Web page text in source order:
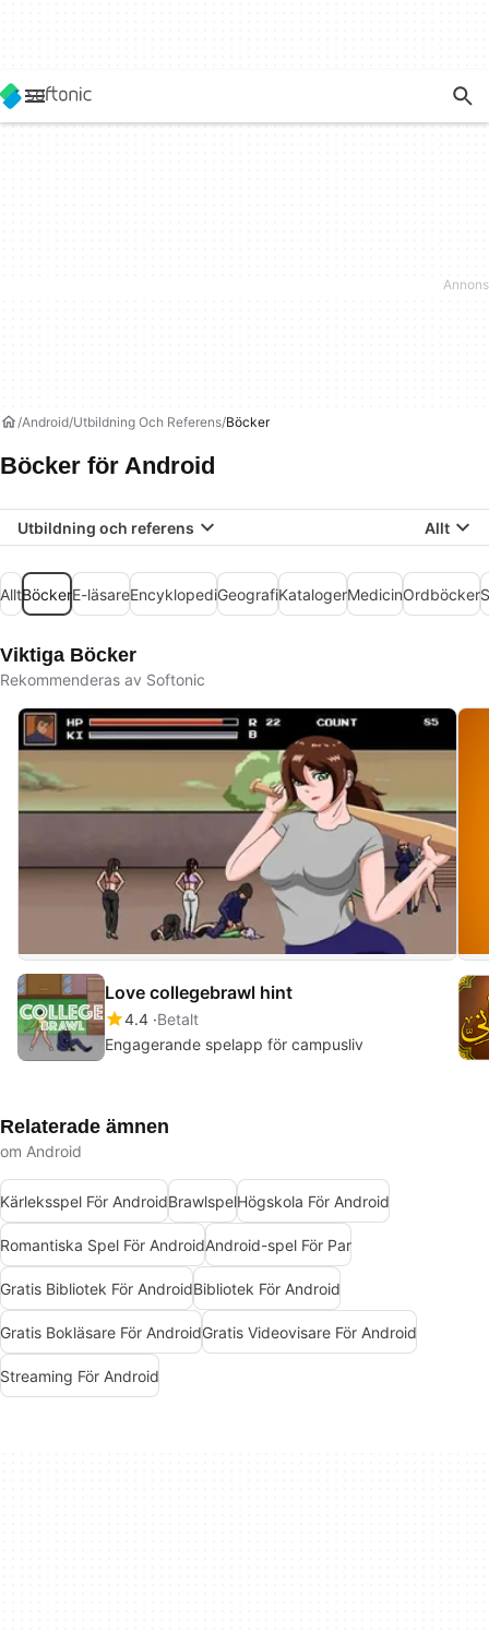
Android Utbildning Och Referens Böcker
Böcker för Android
Utbildning och referens Allt
AlltBöckerE-läsareEncyklopediGeografiKatalogerMedicinOrdböcker
Viktiga Böcker
Rekommenderas av Softonic
Love collegebrawl hint
4.4 Betalt
Engagerande spelapp för campusliv
Relaterade ämnen
om Android
Kärleksspel För AndroidBrawlspelHögskola För Android
Romantiska Spel För AndroidAndroid-spel För Par
Gratis Bibliotek För AndroidBibliotek För Android
Gratis Bokläsare För AndroidGratis Videovisare För Android
Streaming För Android